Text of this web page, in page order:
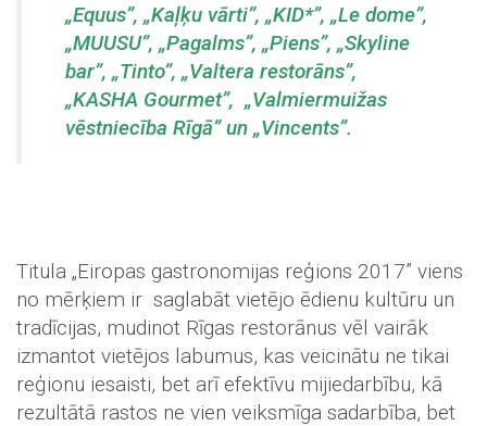
„Equus”, „Kaļķu vārti”, „KID*”, „Le dome”,
„MUUSU”, „Pagalms”, „Piens”, „Skyline
bar”, „Tinto”, „Valtera restorāns”,
„KASHA Gourmet”, „Valmiermuižas
vēstniecība Rīgā” un „Vincents”.
Titula „Eiropas gastronomijas reģions 2017” viens
no mērķiem ir saglabāt vietējo ēdienu kultūru un
tradīcijas, mudinot Rīgas restorānus vēl vairāk
izmantot vietējos labumus, kas veicinātu ne tikai
reģionu iesaisti, bet arī efektīvu mijiedarbību, kā
rezultātā rastos ne vien veiksmīga sadarbība, bet